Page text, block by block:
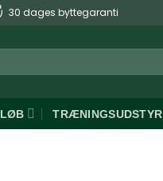
30 dages byttegaranti
LØB TRÆNINGSUDSTYR